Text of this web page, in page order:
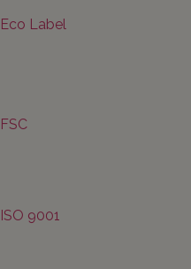
Eco Label
FSC
ISO 9001